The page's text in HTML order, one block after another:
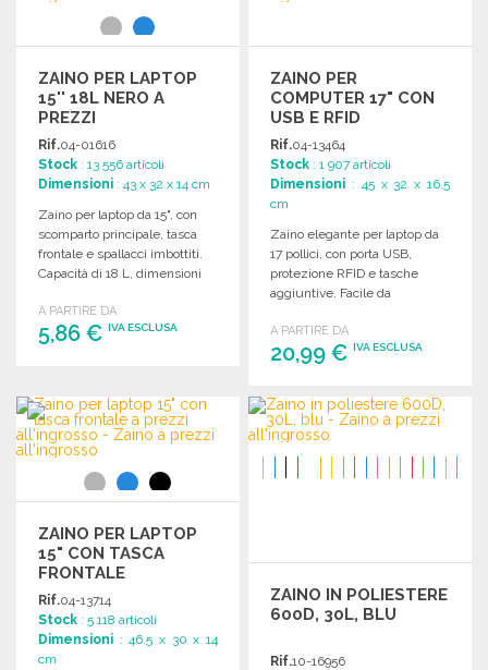
ZAINO PER LAPTOP
15'' 18L NERO A
PREZZI
ALL'INGROSSO
Rif.04-01616
Stock : 13 556 articoli
Dimensioni : 43 x 32 x 14 cm
Zaino per laptop da 15", con
scomparto principale, tasca
frontale e spallacci imbottiti.
Capacità di 18 L, dimensioni
A PARTIRE DA
5,86 € IVA ESCLUSA
Richiedi un preventivo
ZAINO PER
COMPUTER 17" CON
USB E RFID
Rif.04-13464
Stock : 1 907 articoli
Dimensioni : 45 x 32 x 16.5
cm
Zaino elegante per laptop da
17 pollici, con porta USB,
protezione RFID e tasche
aggiuntive. Facile da
A PARTIRE DA
20,99 €IVA ESCLUSA
ORDINARE
Richiedi un preventivo
ZAINO PER LAPTOP
15" CON TASCA
FRONTALE
Rif.04-13714
Stock : 5 118 articoli
Dimensioni : 46.5 x 30 x 14
cm
ZAINO IN POLIESTERE
600D, 30L, BLU
Rif.10-16956